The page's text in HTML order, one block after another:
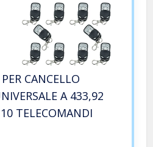
CANCELLO
A 433,92
TELECOMANDI